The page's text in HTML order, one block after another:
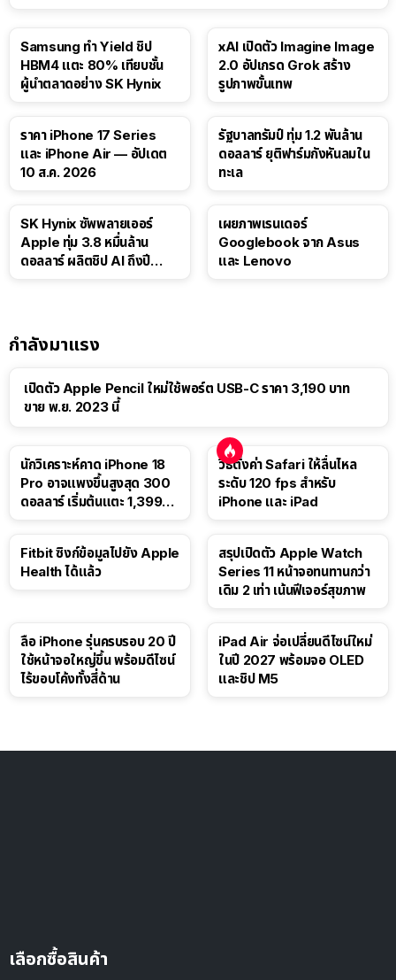
Samsung ทำ Yield ชิป
HBM4 แตะ 80% เทียบชั้น
ผู้นำตลาดอย่าง SK Hynix
xAI เปิดตัว Imagine Image
2.0 อัปเกรด Grok สร้าง
รูปภาพขั้นเทพ
ราคา iPhone 17 Series
และ iPhone Air — อัปเดต
10 ส.ค. 2026
รัฐบาลทรัมป์ ทุ่ม 1.2 พันล้าน
ดอลลาร์ ยุติฟาร์มกังหันลมใน
ทะเล
SK Hynix ซัพพลายเออร์
Apple ทุ่ม 3.8 หมื่นล้าน
ดอลลาร์ ผลิตชิป AI ถึงปี
เผยภาพเรนเดอร์
Googlebook จาก Asus
และ Lenovo
กำลังมาแรง
เปิดตัว Apple Pencil ใหม่ใช้พอร์ต USB-C ราคา 3,190 บาท
ขาย พ.ย. 2023 นี้
นักวิเคราะห์คาด iPhone 18
Pro อาจแพงขึ้นสูงสุด 300
ดอลลาร์ เริ่มต้นแตะ 1,399
วิธีตั้งค่า Safari ให้ลื่นไหล
ระดับ 120 fps สำหรับ
iPhone และ iPad
Fitbit ซิงก์ข้อมูลไปยัง Apple
Health ได้แล้ว
สรุปเปิดตัว Apple Watch
Series 11 หน้าจอทนทานกว่า
เดิม 2 เท่า เน้นฟีเจอร์สุขภาพ
ลือ iPhone รุ่นครบรอบ 20 ปี
ใช้หน้าจอใหญ่ขึ้น พร้อมดีไซน์
ไร้ขอบโค้งทั้งสี่ด้าน
iPad Air จ่อเปลี่ยนดีไซน์ใหม่
ในปี 2027 พร้อมจอ OLED
และชิป M5
เลือกซื้อสินค้า